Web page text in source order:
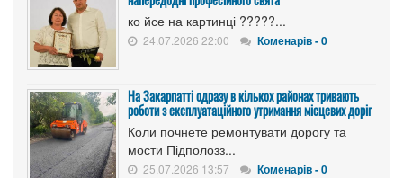
ко йсе на картинці ?????...
24.07.2026 22:00 Коменарів - 0
На Закарпатті одразу в кількох районах тривають
роботи з експлуатаційного утримання місцевих доріг
Коли почнете ремонтувати дорогу та
мости Підполозз...
25.07.2026 13:57 Коменарів - 0